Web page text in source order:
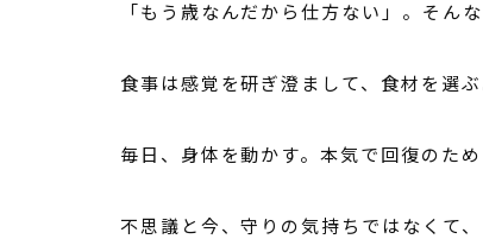
「もう歳なんだから仕方ない」。そん
食事は感覚を研ぎ澄まして、食材を選ぶ
毎日、身体を動かす。本気で回復のた
不思議と今、守りの気持ちではなくて